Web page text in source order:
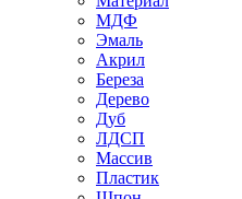
МДФ
Эмаль
Акрил
Береза
Дерево
Дуб
ЛДСП
Массив
Пластик